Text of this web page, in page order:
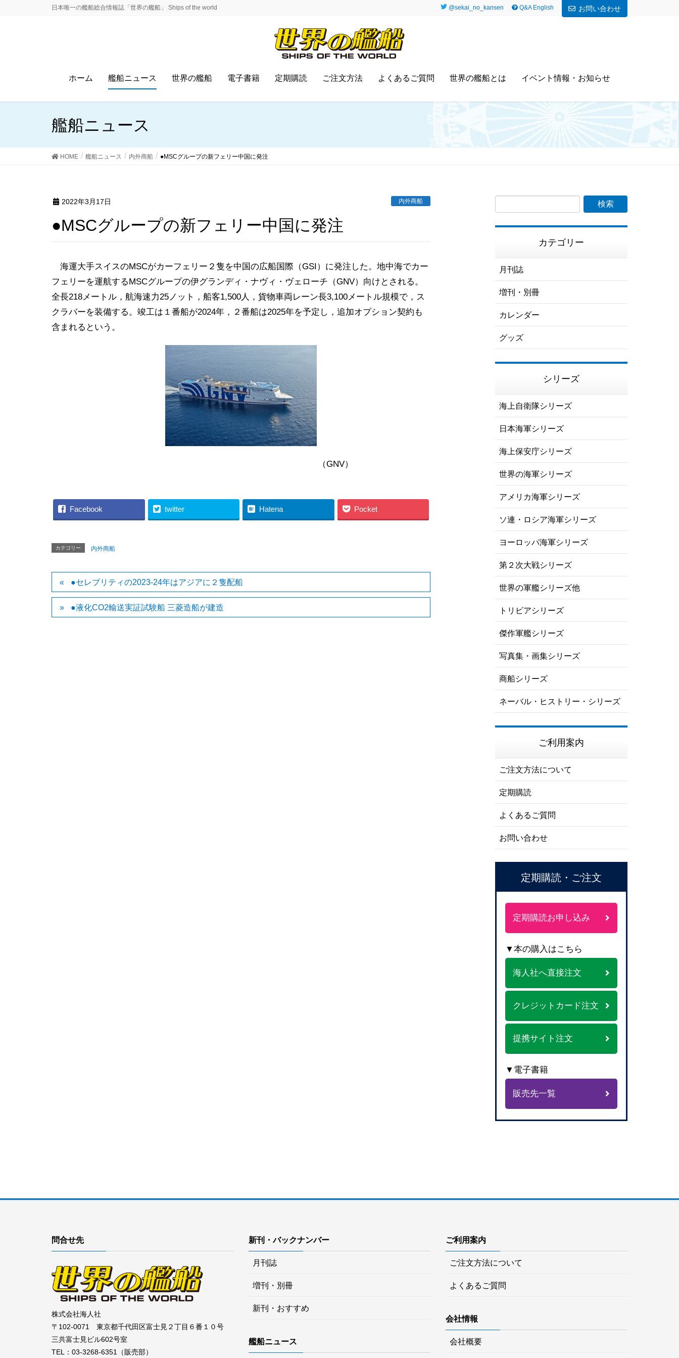
日本唯一の艦船総合情報誌「世界の艦船」 Ships of the world @sekai_no_kansen Q&A English お問い合わせ
ホーム 艦船ニュース 世界の艦船 電子書籍 定期購読 ご注文方法 よくあるご質問 世界の艦船とは イベント情報・お知らせ
艦船ニュース
HOME 艦船ニュース 内外商船 ●MSCグループの新フェリー中国に発注
2022年3月17日 内外商船
●MSCグループの新フェリー中国に発注
海運大手スイスのMSCがカーフェリー２隻を中国の広船国際（GSI）に発注した。地中海でカー
フェリーを運航するMSCグループの伊グランディ・ナヴィ・ヴェローチ（GNV）向けとされる。
全長218メートル，航海速力25ノット，船客1,500人，貨物車両レーン長3,100メートル規模で，ス
クラバーを装備する。竣工は１番船が2024年，２番船は2025年を予定し，追加オプション契約も
含まれるという。
（GNV）
Facebook twitter Hatena Pocket
カテゴリー 内外商船
●セレブリティの2023-24年はアジアに２隻配船
●液化CO2輸送実証試験船 三菱造船が建造
カテゴリー
月刊誌
増刊・別冊
カレンダー
グッズ
シリーズ
海上自衛隊シリーズ
日本海軍シリーズ
海上保安庁シリーズ
世界の海軍シリーズ
アメリカ海軍シリーズ
ソ連・ロシア海軍シリーズ
ヨーロッパ海軍シリーズ
第２次大戦シリーズ
世界の軍艦シリーズ他
トリビアシリーズ
傑作軍艦シリーズ
写真集・画集シリーズ
商船シリーズ
ネーバル・ヒストリー・シリーズ
ご利用案内
ご注文方法について
定期購読
よくあるご質問
お問い合わせ
定期購読・ご注文
定期購読お申し込み
▼本の購入はこちら
海人社へ直接注文
クレジットカード注文
提携サイト注文
▼電子書籍
販売先一覧
問合せ先
株式会社海人社
〒102-0071 東京都千代田区富士見２丁目６番１０号
三共富士見ビル602号室
TEL：03-3268-6351（販売部）
新刊・バックナンバー
月刊誌
増刊・別冊
新刊・おすすめ
艦船ニュース
ご利用案内
ご注文方法について
よくあるご質問
会社情報
会社概要